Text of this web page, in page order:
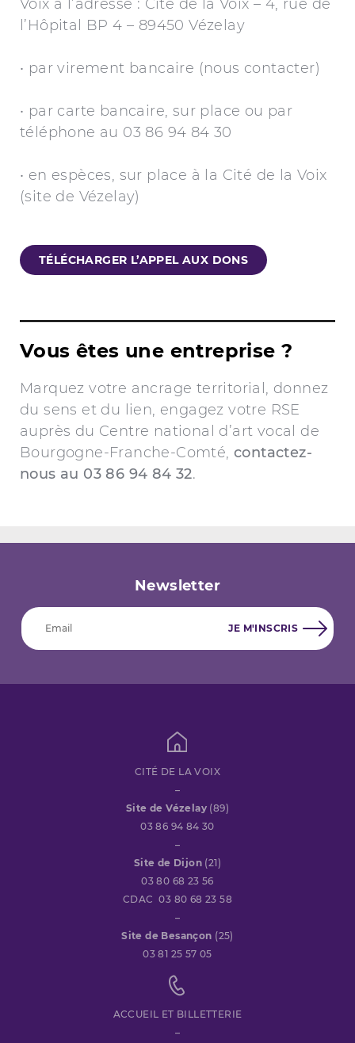
Voix à l’adresse : Cité de la Voix – 4, rue de
l’Hôpital BP 4 – 89450 Vézelay
• par virement bancaire (nous contacter)
• par carte bancaire, sur place ou par
téléphone au 03 86 94 84 30
• en espèces, sur place à la Cité de la Voix
(site de Vézelay)
TÉLÉCHARGER L’APPEL AUX DONS
Vous êtes une entreprise ?
Marquez votre ancrage territorial, donnez
du sens et du lien, engagez votre RSE
auprès du Centre national d’art vocal de
Bourgogne-Franche-Comté, contactez-
nous au 03 86 94 84 32.
Newsletter
CITÉ DE LA VOIX
–
Site de Vézelay (89)
03 86 94 84 30
–
Site de Dijon (21)
03 80 68 23 56
CDAC 03 80 68 23 58
–
Site de Besançon (25)
03 81 25 57 05
ACCUEIL ET BILLETTERIE
–